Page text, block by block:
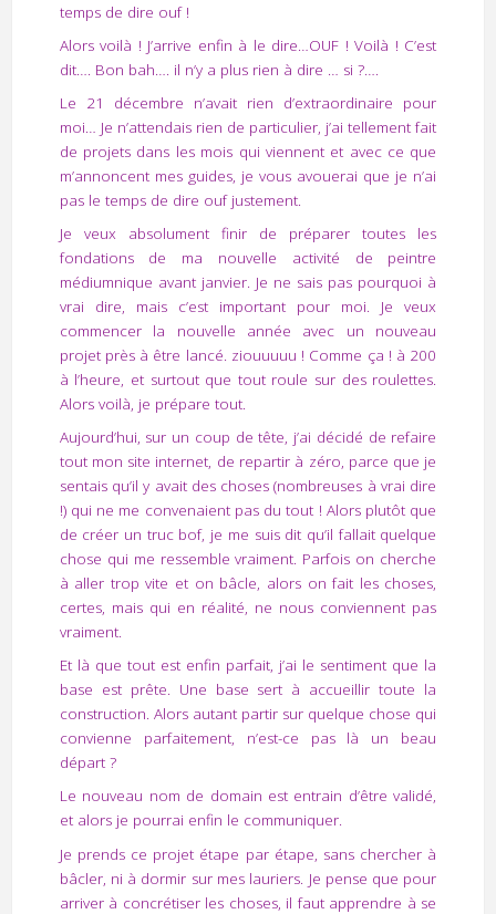
temps de dire ouf !
Alors voilà ! J’arrive enfin à le dire…OUF ! Voilà ! C’est
dit…. Bon bah…. il n’y a plus rien à dire … si ?….
Le 21 décembre n’avait rien d’extraordinaire pour
moi… Je n’attendais rien de particulier, j’ai tellement fait
de projets dans les mois qui viennent et avec ce que
m’annoncent mes guides, je vous avouerai que je n’ai
pas le temps de dire ouf justement.
Je veux absolument finir de préparer toutes les
fondations de ma nouvelle activité de peintre
médiumnique avant janvier. Je ne sais pas pourquoi à
vrai dire, mais c’est important pour moi. Je veux
commencer la nouvelle année avec un nouveau
projet près à être lancé. ziouuuuu ! Comme ça ! à 200
à l’heure, et surtout que tout roule sur des roulettes.
Alors voilà, je prépare tout.
Aujourd’hui, sur un coup de tête, j’ai décidé de refaire
tout mon site internet, de repartir à zéro, parce que je
sentais qu’il y avait des choses (nombreuses à vrai dire
!) qui ne me convenaient pas du tout ! Alors plutôt que
de créer un truc bof, je me suis dit qu’il fallait quelque
chose qui me ressemble vraiment. Parfois on cherche
à aller trop vite et on bâcle, alors on fait les choses,
certes, mais qui en réalité, ne nous conviennent pas
vraiment.
Et là que tout est enfin parfait, j’ai le sentiment que la
base est prête. Une base sert à accueillir toute la
construction. Alors autant partir sur quelque chose qui
convienne parfaitement, n’est-ce pas là un beau
départ ?
Le nouveau nom de domain est entrain d’être validé,
et alors je pourrai enfin le communiquer.
Je prends ce projet étape par étape, sans chercher à
bâcler, ni à dormir sur mes lauriers. Je pense que pour
arriver à concrétiser les choses, il faut apprendre à se